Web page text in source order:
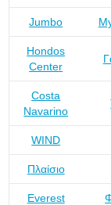
Jumbo
Hondos
Center
Costa
Navarino
WIND
Πλαίσιο
Everest